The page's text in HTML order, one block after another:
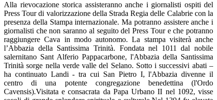
Alla rievocazione storica assisteranno anche i giornalisti ospiti del
Press Tour di valorizzazione della Strada Regia delle Calabrie con la
presenza della Stampa internazionale. Ma potranno assistere anche i
giornalisti che non saranno al seguito del Press Tour e che potranno
raggiungere Cava in modo autonomo. La stampa visiterà anche
l’Abbazia della Santissima Trinità. Fondata nel 1011 dal nobile
salernitano Sant Alferio Pappacarbone, l'Abbazia della Santissima
Trinità sorge nella verde valle del Selano. Sotto i successivi abati –
ha continuato Landi - tra cui San Pietro I, l'Abbazia divenne il
centro di una potente congregazione benedettina (l'Ordo
Cavensis).Visitata e consacrata da Papa Urbano II nel 1092, visse